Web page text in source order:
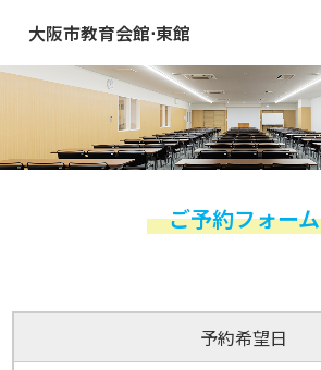
大阪市教育会館⋅東館
ご予約フォーム
予約希望日